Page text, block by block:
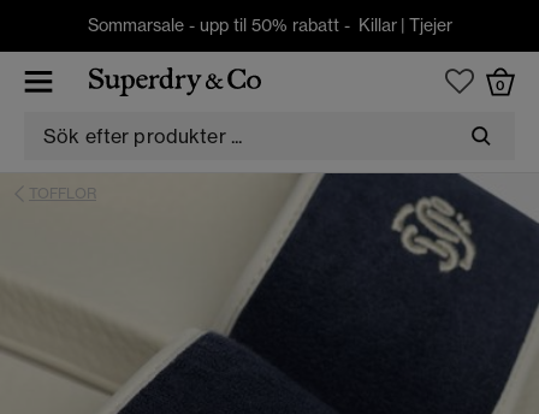
Sommarsale - upp til 50% rabatt - Killar| Tjejer
0
TOFFLOR